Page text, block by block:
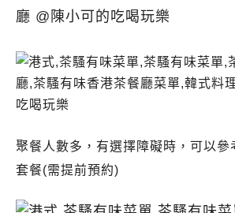
聚餐人數多，有選擇障礙時，可以參
套餐(需提前預約)